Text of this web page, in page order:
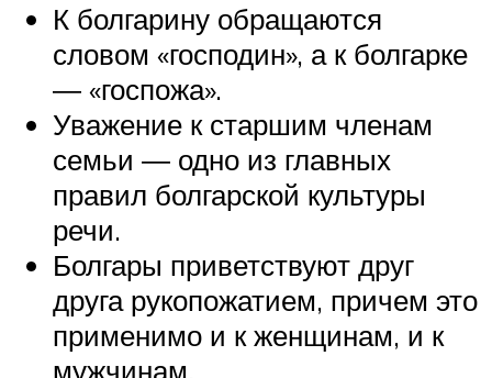
К болгарину обращаются
словом «господин», а к болгарке
― «госпожа».
Уважение к старшим членам
семьи ― одно из главных
правил болгарской культуры
речи.
Болгары приветствуют друг
друга рукопожатием, причем это
применимо и к женщинам, и к
мужчинам.